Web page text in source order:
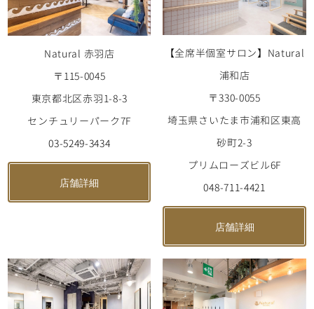
Natural 赤羽店
〒115-0045
東京都北区赤羽1-8-3
センチュリーパーク7F
03-5249-3434
店舗詳細
【全席半個室サロン】Natural
浦和店
〒330-0055
埼玉県さいたま市浦和区東高
砂町2-3
プリムローズビル6F
048-711-4421
店舗詳細